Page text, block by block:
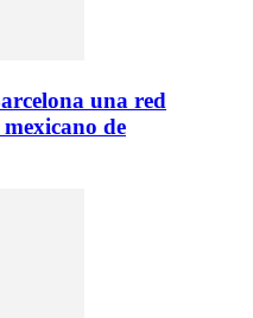
una red
de